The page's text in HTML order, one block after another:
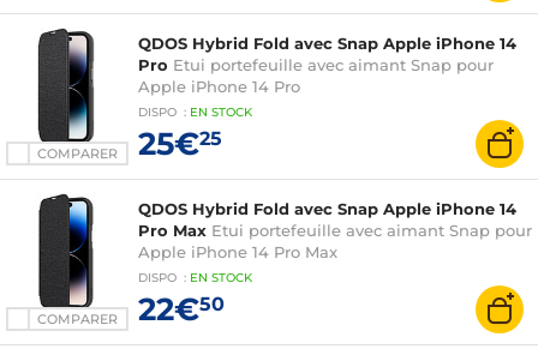
COMPARER
QDOS Hybrid Fold avec Snap Apple iPhone 14
Pro Etui portefeuille avec aimant Snap pour
Apple iPhone 14 Pro
DISPO : EN STOCK
25€25
COMPARER
QDOS Hybrid Fold avec Snap Apple iPhone 14
Pro Max Etui portefeuille avec aimant Snap pour
Apple iPhone 14 Pro Max
DISPO : EN STOCK
22€50